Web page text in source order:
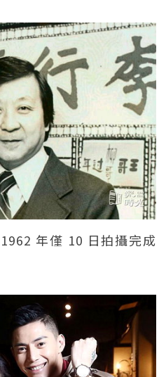
年僅 10 日拍攝完成